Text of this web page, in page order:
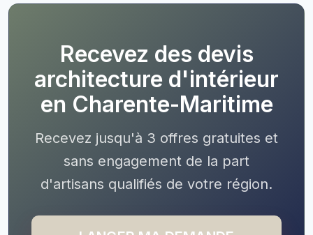
Recevez des devis
architecture d'intérieur
en Charente-Maritime
Recevez jusqu'à 3 offres gratuites et
sans engagement de la part
d'artisans qualifiés de votre région.